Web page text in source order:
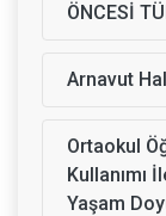
ÖNCESİ
Arnavut
Ortaokul
Kullanımı
Yaşam